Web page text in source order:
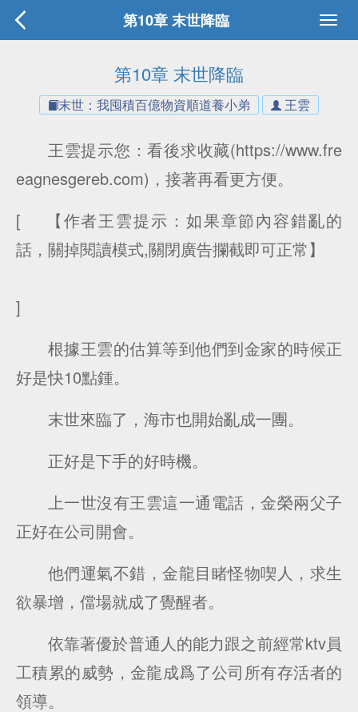
第10章 末世降臨
第10章 末世降臨
末世：我囤積百億物資順道養小弟 王雲
王雲提示您：看後求收藏(https://www.fre
eagnesgereb.com)，接著再看更方便。
[ 【作者王雲提示：如果章節內容錯亂的
話，關掉閱讀模式,關閉廣告攔截即可正常】
]
根據王雲的估算等到他們到金家的時候正
好是快10點鍾。
末世來臨了，海市也開始亂成一團。
正好是下手的好時機。
上一世沒有王雲這一通電話，金榮兩父子
正好在公司開會。
他們運氣不錯，金龍目睹怪物喫人，求生
欲暴增，儅場就成了覺醒者。
依靠著優於普通人的能力跟之前經常ktv員
工積累的威勢，金龍成爲了公司所有存活者的
領導。